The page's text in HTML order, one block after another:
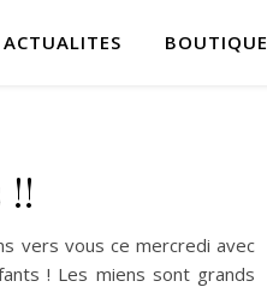
ACTUALITES BOUTIQUE
vers vous ce mercredi avec
! Les miens sont grands